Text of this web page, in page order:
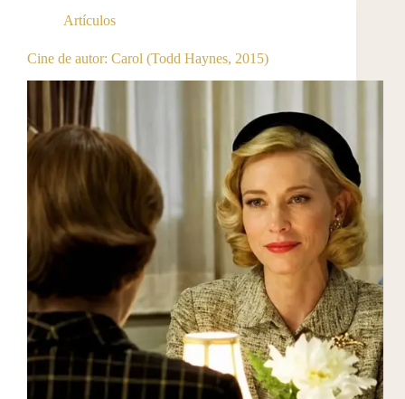
Artículos
Cine de autor: Carol (Todd Haynes, 2015)